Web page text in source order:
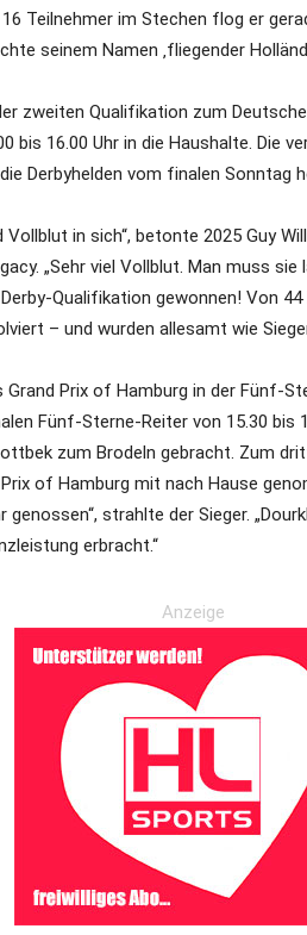
Teilnehmer im Stechen flog er
seinem Namen ‚fliegender
zweiten Qualifikation zum
bis 16.00 Uhr in die Haushalte. Die
Derbyhelden vom finalen Sonntag
Vollblut in sich“, betonte 2025 Guy
„Sehr viel Vollblut. Man muss sie
Qualifikation gewonnen! Von
– und wurden allesamt wie
Prix of Hamburg in der Fünf-
Fünf-Sterne-Reiter von 15.30 bis
zum Brodeln gebracht. Zum
of Hamburg mit nach Hause
strahlte der Sieger.
erbracht.“
Anzeige